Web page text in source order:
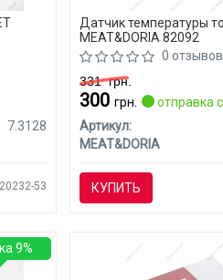
7.3128
53
Датчик температуры
MEAT&DORIA 82092
0 отзывов
331грн.
300грн.
отправка
Артикул:
MEAT&DORIA
КУПИТЬ
9%